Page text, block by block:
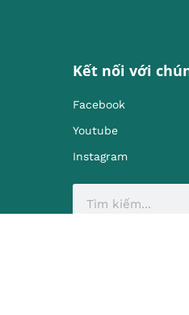
Kết nối với
Facebook
Youtube
Instagram